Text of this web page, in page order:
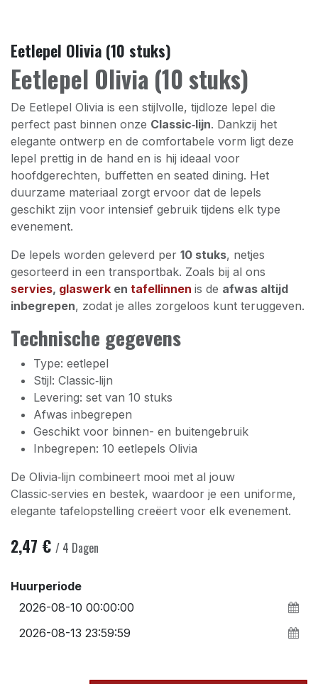
Eetlepel Olivia (10 stuks)
Eetlepel Olivia (10 stuks)
De Eetlepel Olivia is een stijlvolle, tijdloze lepel die
perfect past binnen onze Classic‑lijn. Dankzij het
elegante ontwerp en de comfortabele vorm ligt deze
lepel prettig in de hand en is hij ideaal voor
hoofdgerechten, buffetten en seated dining. Het
duurzame materiaal zorgt ervoor dat de lepels
geschikt zijn voor intensief gebruik tijdens elk type
evenement.
De lepels worden geleverd per 10 stuks, netjes
gesorteerd in een transportbak. Zoals bij al ons
servies, glaswerk en tafellinnen is de afwas altijd
inbegrepen, zodat je alles zorgeloos kunt teruggeven.
Technische gegevens
Type: eetlepel
Stijl: Classic‑lijn
Levering: set van 10 stuks
Afwas inbegrepen
Geschikt voor binnen- en buitengebruik
Inbegrepen: 10 eetlepels Olivia
De Olivia‑lijn combineert mooi met al jouw
Classic‑servies en bestek, waardoor je een uniforme,
elegante tafelopstelling creëert voor elk evenement.
2,47 € / 4 Dagen
Huurperiode